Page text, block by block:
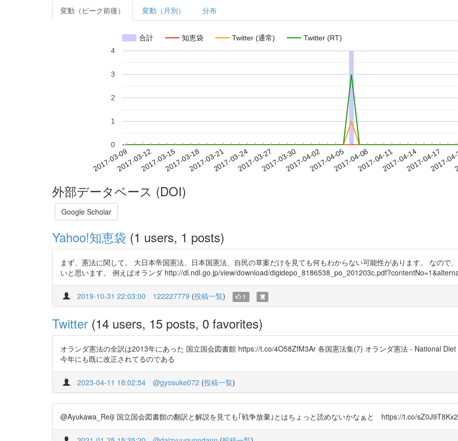
変動（ピーク前後） 変動（月別） 分布
合計 知恵袋 Twitter (通常) Twitter (RT)
2017-03-092017-03-122017-03-152017-03-182017-03-212017-03-242017-03-272017-03-302017-04-022017-04-052017-04-082017-04-112017-04-142017-04-17
2017-
0
1
2
3
4
外部データベース (DOI)
Google Scholar
Yahoo!知恵袋 (1 users, 1 posts)
まず、憲法に関して。 大日本帝国憲法、日本国憲法、自民の草案だけを見ても何もわからない可能性があります。 なので
いと思います。 例えばオランダ http://dl.ndl.go.jp/view/download/
2019-10-31 22:03:00 122227779 (投稿一覧) 1
Twitter (14 users, 15 posts, 0 favorites)
オランダ憲法の全訳は2013年にあった 国立国会図書館 https://t.co/4O58ZfM3Ar 各国憲法集(7) オランダ憲法 - National
今年にも既に改正されてるのである
2023-04-11 18:02:54 @gyosuke072 (投稿一覧)
@Ayukawa_Reiji 国立国会図書館の翻訳と解説を見ても｢戦争放棄｣とはちょっと読めないかなぁと https://t.co/sZ0J9T8Kx2